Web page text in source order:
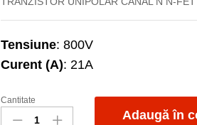
Tensiune: 800V
Curent (A): 21A
WMK25N80M3
quantity
Cantitate
Adaugă în